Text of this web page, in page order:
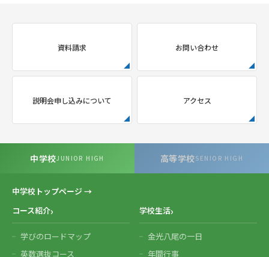
資料請求 お問い合わせ
説明会申し込みについて アクセス
中学校JUNIOR HIGH 高等学校SENIOR HIGH
中学校トップページ →
コース紹介
学びのロードマップ
英数選抜コース
学校生活
金光八尾の一日
年間行事